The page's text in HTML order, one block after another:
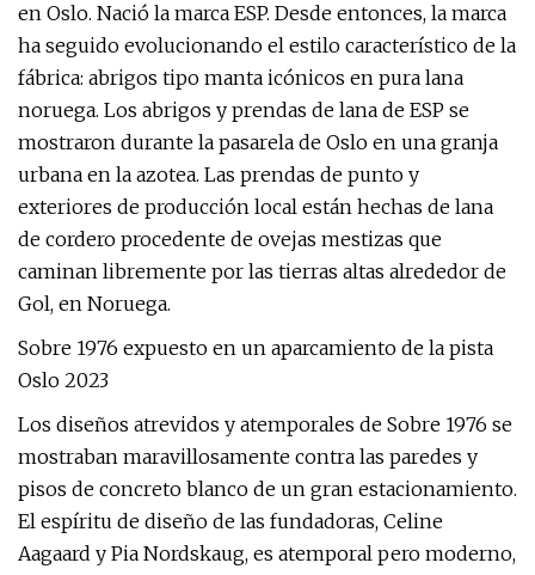
en Oslo. Nació la marca ESP. Desde entonces, la marca
ha seguido evolucionando el estilo característico de la
fábrica: abrigos tipo manta icónicos en pura lana
noruega. Los abrigos y prendas de lana de ESP se
mostraron durante la pasarela de Oslo en una granja
urbana en la azotea. Las prendas de punto y
exteriores de producción local están hechas de lana
de cordero procedente de ovejas mestizas que
caminan libremente por las tierras altas alrededor de
Gol, en Noruega.
Sobre 1976 expuesto en un aparcamiento de la pista
Oslo 2023
Los diseños atrevidos y atemporales de Sobre 1976 se
mostraban maravillosamente contra las paredes y
pisos de concreto blanco de un gran estacionamiento.
El espíritu de diseño de las fundadoras, Celine
Aagaard y Pia Nordskaug, es atemporal pero moderno,